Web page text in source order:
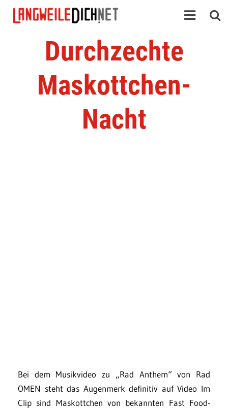
Durchzechte
Maskottchen-
Nacht
Bei dem Musikvideo zu „Rad Anthem“ von Rad
OMEN steht das Augenmerk definitiv auf Video Im
Clip sind Maskottchen von bekannten Fast Food-